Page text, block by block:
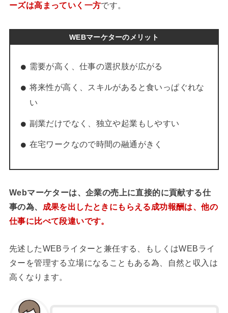
ーズは高まっていく一方です。
WEBマーケターのメリット
需要が高く、仕事の選択肢が広がる
将来性が高く、スキルがあると食いっぱぐれな
い
副業だけでなく、独立や起業もしやすい
在宅ワークなので時間の融通がきく
Webマーケターは、企業の売上に直接的に貢献する仕
事の為、 成果を出したときにもらえる成功報酬は、他の
仕事に比べて段違いです。
先述したWEBライターと兼任する、もしくはWEBライ
ターを管理する立場になることもある為、自然と収入は
高くなります。